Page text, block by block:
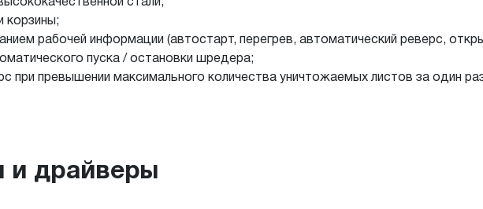
корзины;
рабочей информации (автостарт, перегрев, автоматический реверс,
пуска / остановки шредера;
при превышении максимального количества уничтожаемых листов за один
и драйверы